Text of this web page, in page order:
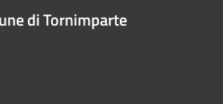
di Tornimparte